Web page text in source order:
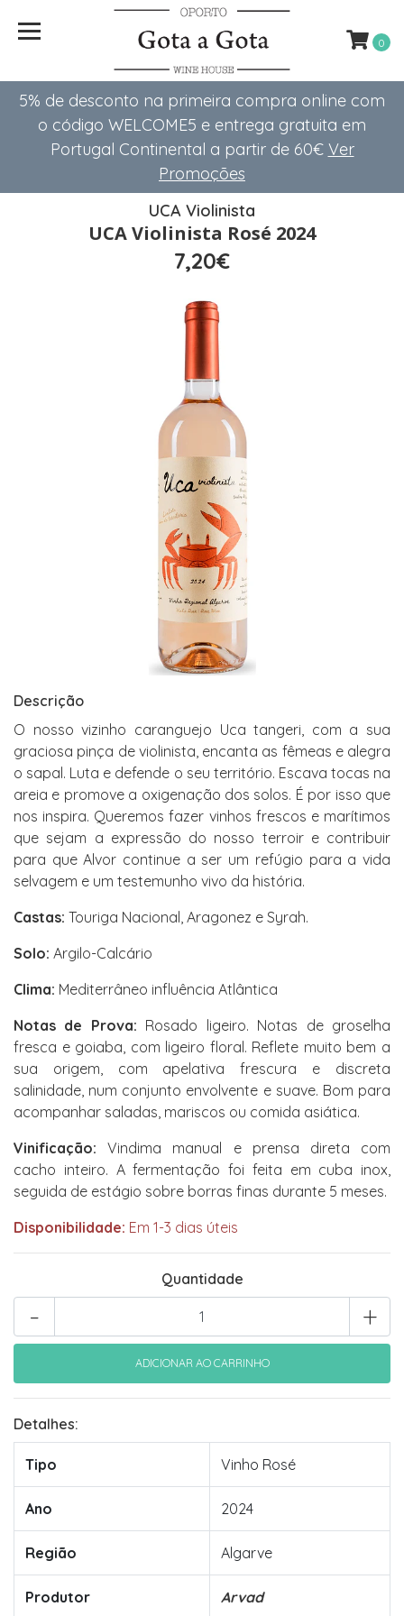
5% de desconto na primeira compra online com
o código WELCOME5 e entrega gratuita em
Portugal Continental a partir de 60€ Ver
Promoções
0
UCA Violinista
UCA Violinista Rosé 2024
7,20€
Descrição
O nosso vizinho caranguejo Uca tangeri, com a sua
graciosa pinça de violinista, encanta as fêmeas e alegra
o sapal. Luta e defende o seu território. Escava tocas na
areia e promove a oxigenação dos solos. É por isso que
nos inspira. Queremos fazer vinhos frescos e marítimos
que sejam a expressão do nosso terroir e contribuir
para que Alvor continue a ser um refúgio para a vida
selvagem e um testemunho vivo da história.
Castas: Touriga Nacional, Aragonez e Syrah.
Solo: Argilo-Calcário
Clima: Mediterrâneo influência Atlântica
Notas de Prova: Rosado ligeiro. Notas de groselha
fresca e goiaba, com ligeiro floral. Reflete muito bem a
sua origem, com apelativa frescura e discreta
salinidade, num conjunto envolvente e suave. Bom para
acompanhar saladas, mariscos ou comida asiática.
Vinificação: Vindima manual e prensa direta com
cacho inteiro. A fermentação foi feita em cuba inox,
seguida de estágio sobre borras finas durante 5 meses.
Disponibilidade: Em 1-3 dias úteis
Quantidade
+
-
Detalhes:
Tipo Vinho Rosé
Ano 2024
Região Algarve
Produtor Arvad